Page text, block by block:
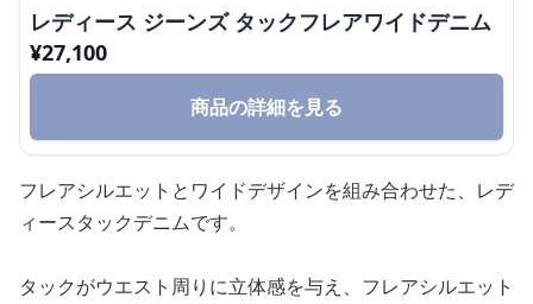
レディース ジーンズ タックフレアワイドデニム
¥27,100
商品の詳細を見る
フレアシルエットとワイドデザインを組み合わせた、レデ
ィースタックデニムです。
タックがウエスト周りに立体感を与え、フレアシルエット